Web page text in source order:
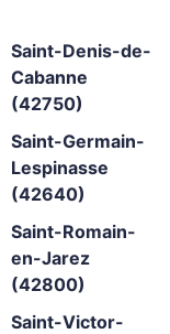
Saint-Denis-de-
Cabanne
(42750)
Saint-Germain-
Lespinasse
(42640)
Saint-Romain-
en-Jarez
(42800)
Saint-Victor-